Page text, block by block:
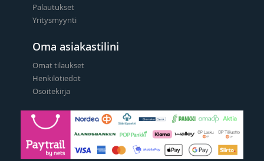
Palautukset
Yritysmyynti
Oma asiakastilini
Omat tilaukset
Henkilötiedot
Osoitekirja